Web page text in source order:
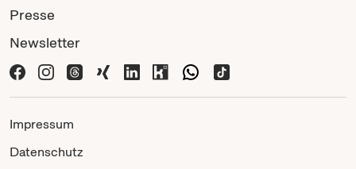
Presse
Newsletter
Impressum
Datenschutz